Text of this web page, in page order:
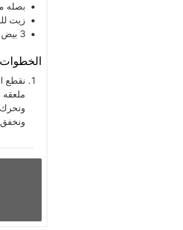
بصله
زيت
3 بيض
الخطوات
نقطع
ونحرك